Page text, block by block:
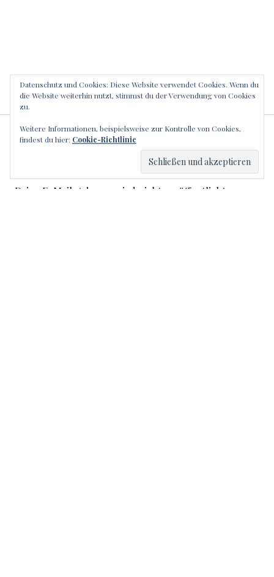
SCHREIBE EINEN
Deine E-Mail-Adresse wird nicht veröffentlicht.
Datenschutz und Cookies: Diese Website verwendet Cookies. Wenn du
die Website weiterhin nutzt, stimmst du der Verwendung von Cookies
zu.
Weitere Informationen, beispielsweise zur Kontrolle von Cookies,
findest du hier: Cookie-Richtlinie